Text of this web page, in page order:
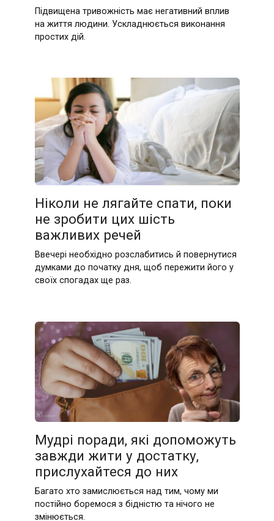
Підвищена тривожність має негативний вплив
на життя людини. Ускладнюється виконання
простих дій.
Ніколи не лягайте спати, поки
не зробити цих шість
важливих речей
Ввечері необхідно розслабитись й повернутися
думками до початку дня, щоб пережити його у
своїх спогадах ще раз.
Мудрі поради, які допоможуть
завжди жити у достатку,
прислухайтеся до них
Багато хто замислюється над тим, чому ми
постійно боремося з бідністю та нічого не
змінюється.